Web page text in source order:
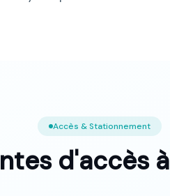
Accès & Stationnement
d'accès à